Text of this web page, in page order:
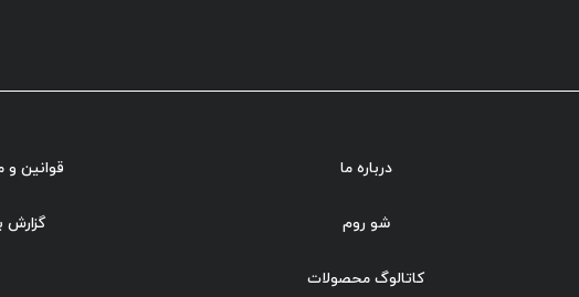
درباره ما
شو روم
کاتالوگ محصولات
قوانین و
گزارش